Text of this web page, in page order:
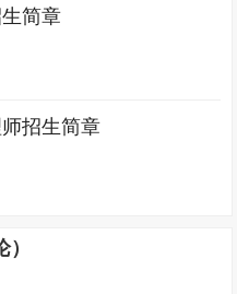
简章
招生简章